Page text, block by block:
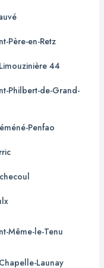
Père-en-Retz
44
Philbert-de-Grand-
Penfao
Même-le-Tenu
Launay